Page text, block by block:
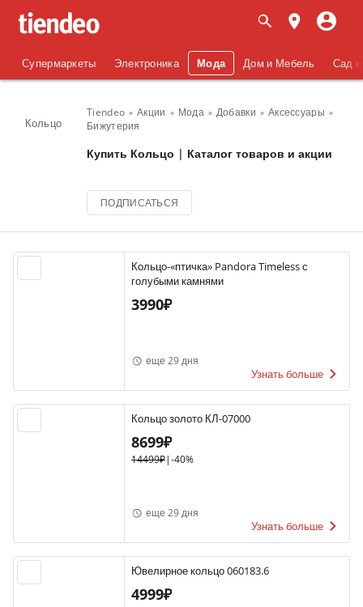
Супермаркеты Электроника Мода Дом и Мебель Сад
Кольцо
Tiendeo Акции Мода Добавки
Аксессуары
Бижутерия
Купить Кольцо | Каталог товаров и акции
ПОДПИСАТЬСЯ
Кольцо-«птичка» Pandora Timeless с
голубыми камнями
3990₽
еще 29 дня
Узнать больше
Кольцо золото КЛ-07000
8699₽
14499₽|-40%
еще 29 дня
Узнать больше
Ювелирное кольцо 060183.6
4999₽